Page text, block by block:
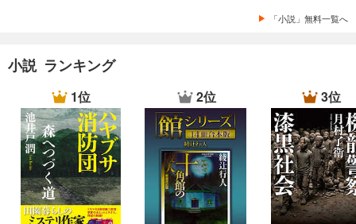
「小説」無料一覧へ
小説 ランキング
1位 2位 3位